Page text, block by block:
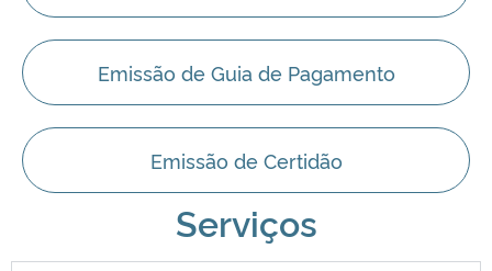
Emissão de Guia de Pagamento
Emissão de Certidão
Serviços